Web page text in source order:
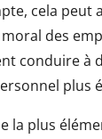
cela peut
des
conduire à
plus
la plus